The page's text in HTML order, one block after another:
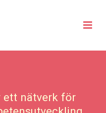
ett nätverk för